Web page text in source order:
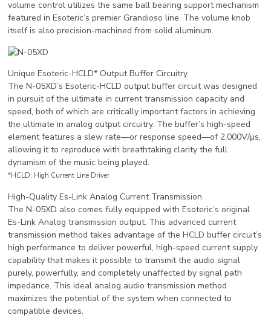
volume control utilizes the same ball bearing support mechanism
featured in Esoteric’s premier Grandioso line. The volume knob
itself is also precision-machined from solid aluminum.
Unique Esoteric-HCLD* Output Buffer Circuitry
The N-05XD’s Esoteric-HCLD output buffer circuit was designed
in pursuit of the ultimate in current transmission capacity and
speed, both of which are critically important factors in achieving
the ultimate in analog output circuitry. The buffer’s high-speed
element features a slew rate—or response speed—of 2,000V/μs,
allowing it to reproduce with breathtaking clarity the full
dynamism of the music being played.
*HCLD: High Current Line Driver
High-Quality Es-Link Analog Current Transmission
The N-05XD also comes fully equipped with Esoteric’s original
Es-Link Analog transmission output. This advanced current
transmission method takes advantage of the HCLD buffer circuit’s
high performance to deliver powerful, high-speed current supply
capability that makes it possible to transmit the audio signal
purely, powerfully, and completely unaffected by signal path
impedance. This ideal analog audio transmission method
maximizes the potential of the system when connected to
compatible devices.